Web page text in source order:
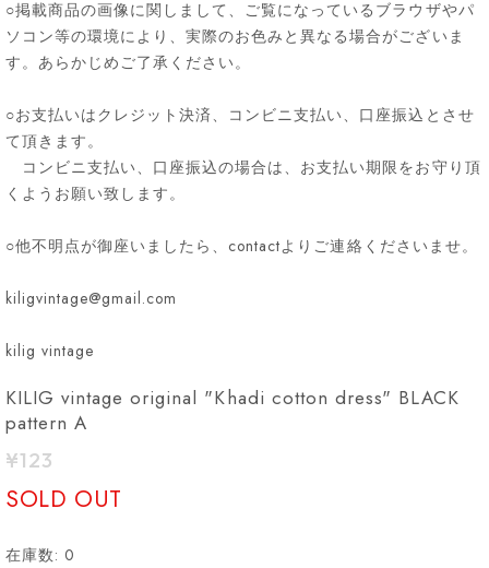
○掲載商品の画像に関しまして、ご覧になっているブラウザやパ
ソコン等の環境により、実際のお色みと異なる場合がございま
す。あらかじめご了承ください。
○お支払いはクレジット決済、コンビニ支払い、口座振込とさせ
て頂きます。
コンビニ支払い、口座振込の場合は、お支払い期限をお守り頂
くようお願い致します。
○他不明点が御座いましたら、contactよりご連絡くださいませ。
kiligvintage@gmail.com
kilig vintage
KILIG vintage original "Khadi cotton dress" BLACK
pattern A
¥123
SOLD OUT
在庫数: 0